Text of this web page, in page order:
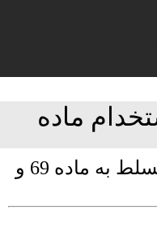
استخدام حسابدار خانم مسلط به ماده 69 و